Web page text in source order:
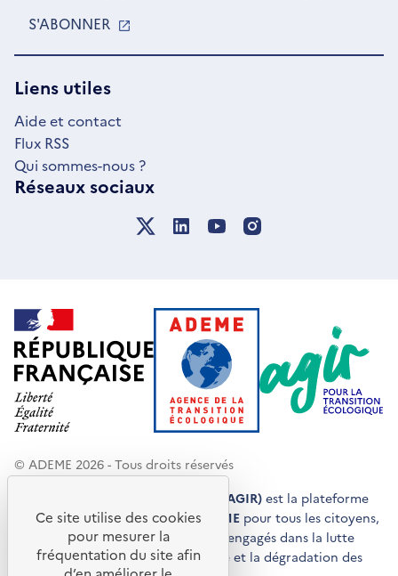
S'ABONNER
UNE
Liens utiles
Aide et contact
Flux RSS
Qui sommes-nous ?
Réseaux sociaux
© ADEME 2026 - Tous droits réservés
Agir pour la transition écologique (AGIR) est la plateforme
de conseils et de services de l'ADEME pour tous les citoyens,
acteurs économiques et territoires engagés dans la lutte
contre le réchauffement climatique et la dégradation des
Ce site utilise des cookies
pour mesurer la
fréquentation du site afin